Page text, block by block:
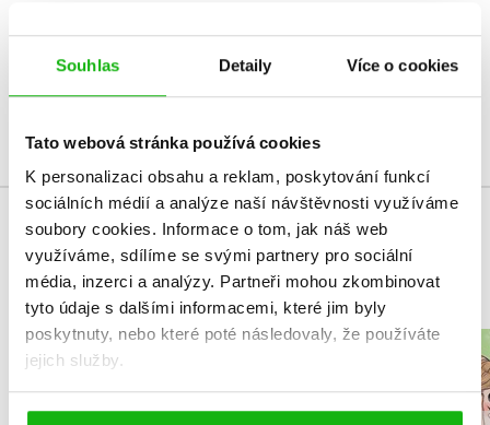
Souhlas Detaily Více o cookies
Tato webová stránka používá cookies
K personalizaci obsahu a reklam, poskytování funkcí
sociálních médií a analýze naší návštěvnosti využíváme
soubory cookies. Informace o tom, jak náš web
využíváme, sdílíme se svými partnery pro sociální
média, inzerci a analýzy. Partneři mohou zkombinovat
tyto údaje s dalšími informacemi, které jim byly
poskytnuty, nebo které poté následovaly, že používáte
jejich služby.
Vaše hodnocení
Uživatelskou recenzi mohou vkládat pouze registrovaní uživatelé
MOHLO BY VÁS TAKÉ ZAJÍMAT
C. S. Lewis Alice